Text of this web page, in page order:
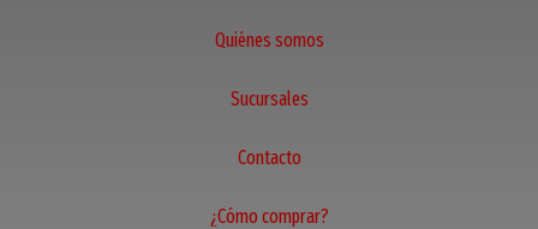
Quiénes somos
Sucursales
Contacto
¿Cómo comprar?